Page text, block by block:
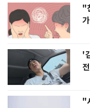
"
'
"